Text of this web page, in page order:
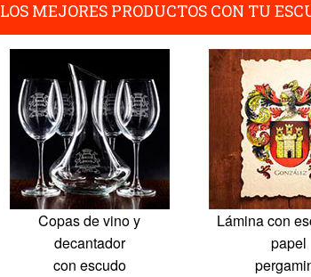
LOS MEJORES PRODUCTOS CON TU
Copas de vino y
decantador
con escudo
Lámina con
papel